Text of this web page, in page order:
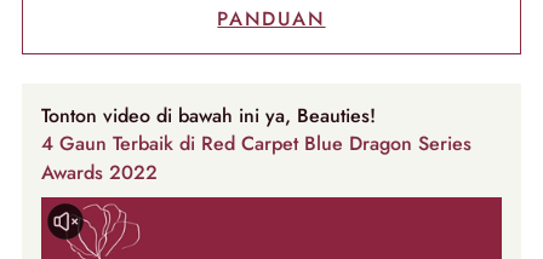
PANDUAN
Tonton video di bawah ini ya, Beauties!
4 Gaun Terbaik di Red Carpet Blue Dragon Series
Awards 2022